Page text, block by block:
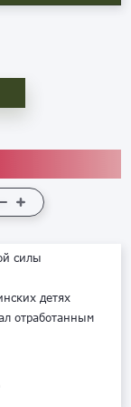
силы
детях
отработанным